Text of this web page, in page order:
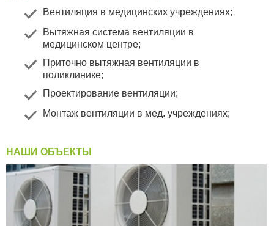
Вентиляция в медицинских учреждениях;
Вытяжная система вентиляции в
медицинском центре;
Приточно вытяжная вентиляции в
поликлинике;
Проектирование вентиляции;
Монтаж вентиляции в мед. учреждениях;
НАШИ ОБЪЕКТЫ